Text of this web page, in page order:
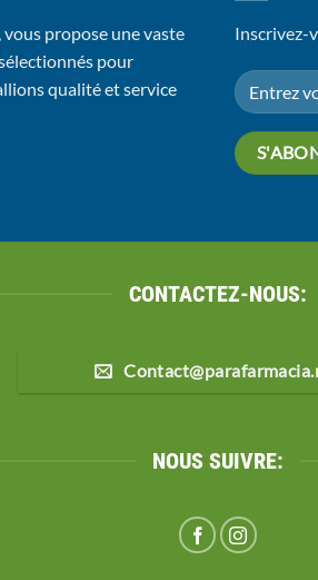
propose une vaste
pour
qualité et service
Inscrivez-
CONTACTEZ-NOUS:
NOUS SUIVRE: